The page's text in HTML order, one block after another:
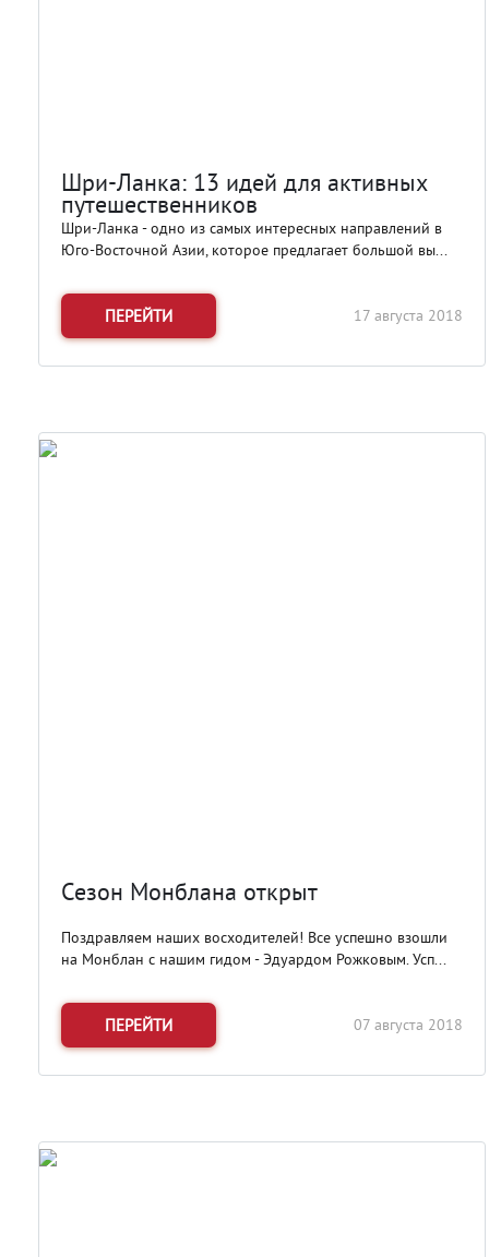
Шри-Ланка: 13 идей для активных
путешественников
Шри-Ланка - одно из самых интересных направлений в
Юго-Восточной Азии, которое предлагает большой вы...
ПЕРЕЙТИ 17 августа 2018
Сезон Монблана открыт
Поздравляем наших восходителей! Все успешно взошли
на Монблан с нашим гидом - Эдуардом Рожковым. Усп...
ПЕРЕЙТИ 07 августа 2018